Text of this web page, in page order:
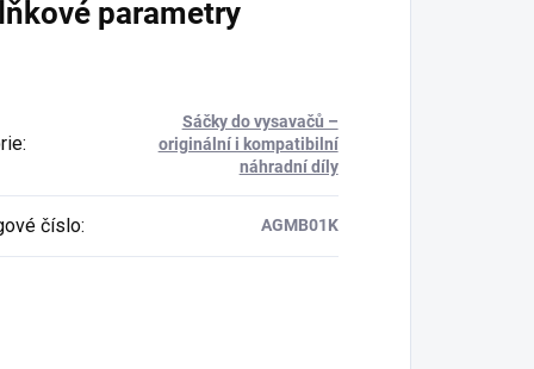
parametry
:
Sáčky do vysavačů –
originální i kompatibilní
náhradní díly
číslo: AGMB01K